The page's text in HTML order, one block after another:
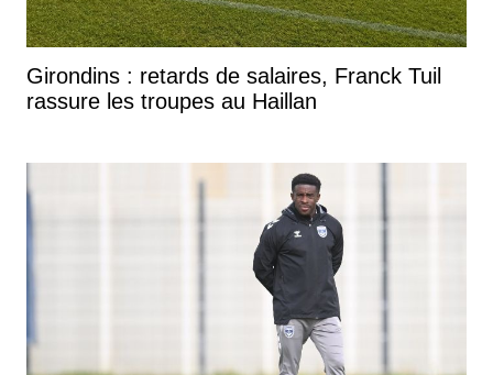
Girondins : retards de salaires, Franck Tuil
rassure les troupes au Haillan